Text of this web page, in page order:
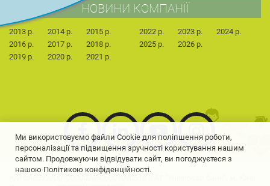
НОВИНИ КОМПАНІЇ
2013 р. 2014 р.
2015 р.
2016 р.
2017 р.
2018 р.
2019 р.
2020 р. 2021 р.
2022 р. 2023 р.
2024 р.
2025 р.
2026 р.
Ми використовуємо файли Cookie для поліпшення роботи,
персоналізації та підвищення зручності користування нашим
сайтом. Продовжуючи відвідувати сайт, ви погоджуєтеся з
нашою Політикою конфіденційності.